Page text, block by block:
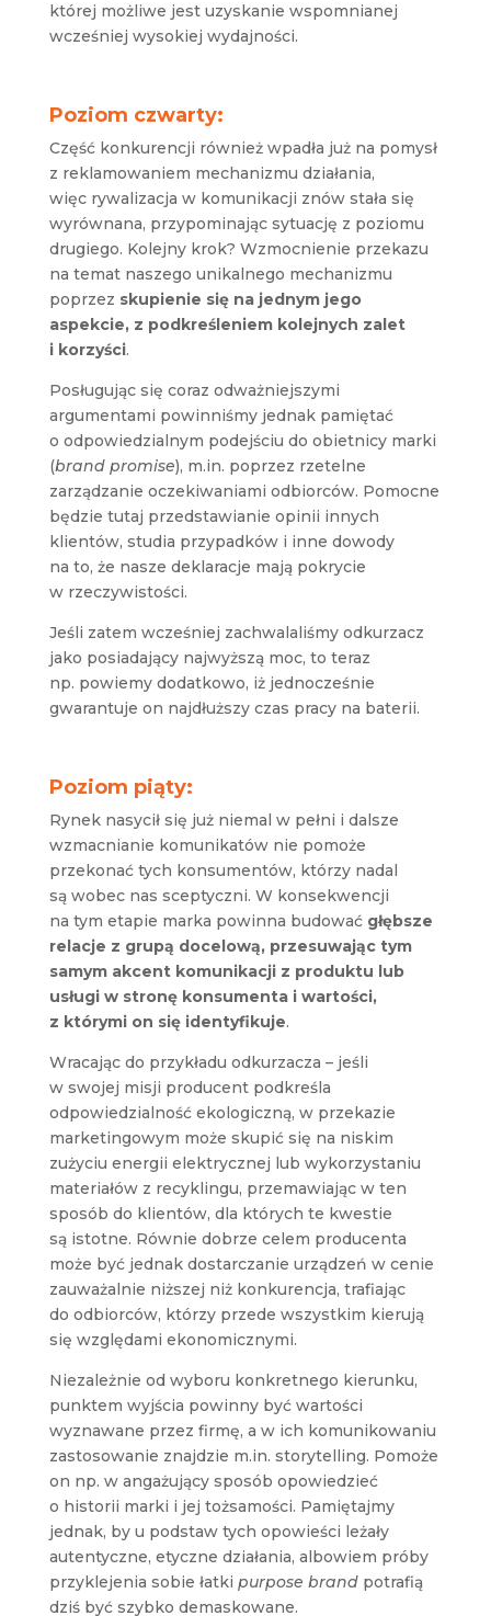
której możliwe jest uzyskanie wspomnianej
wcześniej wysokiej wydajności.
Poziom czwarty:
Część konkurencji również wpadła już na pomysł
z reklamowaniem mechanizmu działania,
więc rywalizacja w komunikacji znów stała się
wyrównana, przypominając sytuację z poziomu
drugiego. Kolejny krok? Wzmocnienie przekazu
na temat naszego unikalnego mechanizmu
poprzez skupienie się na jednym jego
aspekcie, z podkreśleniem kolejnych zalet
i korzyści.
Posługując się coraz odważniejszymi
argumentami powinniśmy jednak pamiętać
o odpowiedzialnym podejściu do obietnicy marki
(brand promise), m.in. poprzez rzetelne
zarządzanie oczekiwaniami odbiorców. Pomocne
będzie tutaj przedstawianie opinii innych
klientów, studia przypadków i inne dowody
na to, że nasze deklaracje mają pokrycie
w rzeczywistości.
Jeśli zatem wcześniej zachwalaliśmy odkurzacz
jako posiadający najwyższą moc, to teraz
np. powiemy dodatkowo, iż jednocześnie
gwarantuje on najdłuższy czas pracy na baterii.
Poziom piąty:
Rynek nasycił się już niemal w pełni i dalsze
wzmacnianie komunikatów nie pomoże
przekonać tych konsumentów, którzy nadal
są wobec nas sceptyczni. W konsekwencji
na tym etapie marka powinna budować głębsze
relacje z grupą docelową, przesuwając tym
samym akcent komunikacji z produktu lub
usługi w stronę konsumenta i wartości,
z którymi on się identyfikuje.
Wracając do przykładu odkurzacza – jeśli
w swojej misji producent podkreśla
odpowiedzialność ekologiczną, w przekazie
marketingowym może skupić się na niskim
zużyciu energii elektrycznej lub wykorzystaniu
materiałów z recyklingu, przemawiając w ten
sposób do klientów, dla których te kwestie
są istotne. Równie dobrze celem producenta
może być jednak dostarczanie urządzeń w cenie
zauważalnie niższej niż konkurencja, trafiając
do odbiorców, którzy przede wszystkim kierują
się względami ekonomicznymi.
Niezależnie od wyboru konkretnego kierunku,
punktem wyjścia powinny być wartości
wyznawane przez firmę, a w ich komunikowaniu
zastosowanie znajdzie m.in. storytelling. Pomoże
on np. w angażujący sposób opowiedzieć
o historii marki i jej tożsamości. Pamiętajmy
jednak, by u podstaw tych opowieści leżały
autentyczne, etyczne działania, albowiem próby
przyklejenia sobie łatki purpose brandpotrafią
dziś być szybko demaskowane.